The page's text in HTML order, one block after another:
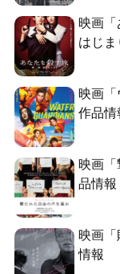
映画
はじま
映画「
作品情
映画
品情報
映画
情報